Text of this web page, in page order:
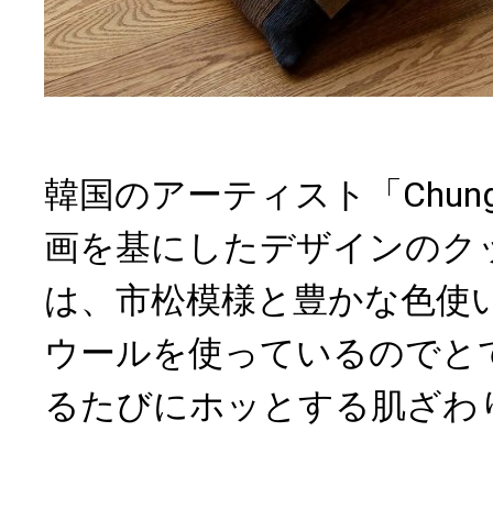
韓国のアーティスト「
画を基にしたデザインのク
は、市松模様と豊かな色使
ウールを使っているのでと
るたびにホッとする肌ざわ